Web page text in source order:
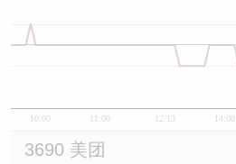
10:00 11:00 12/13 14:00
3690 美团